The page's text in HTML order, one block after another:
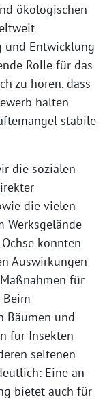
ökologischen
und Entwicklung
Rolle für das
zu hören, dass
halten
stabile
die sozialen
die vielen
Werksgelände
konnten
Auswirkungen
für
Bäumen und
für Insekten
seltenen
Eine an
bietet auch für